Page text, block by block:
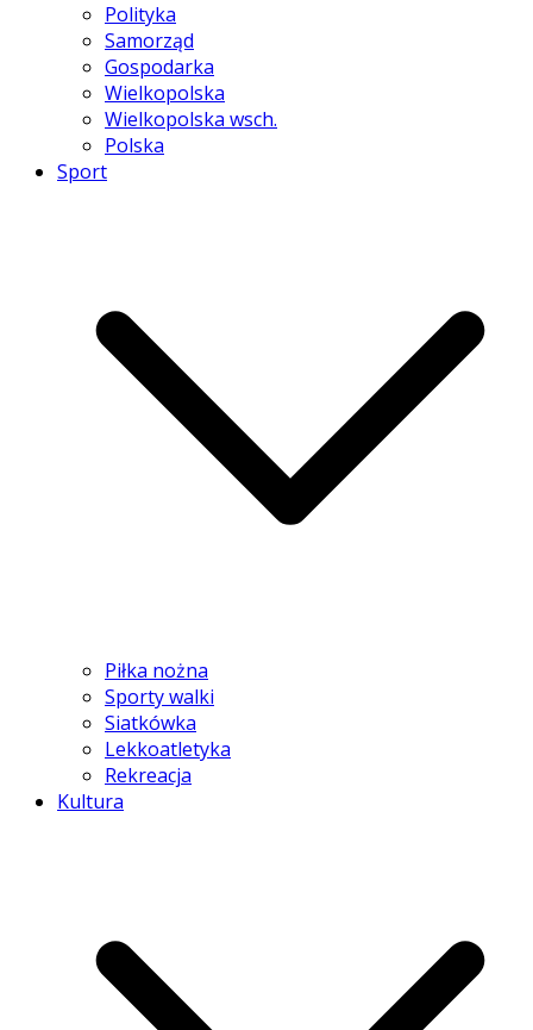
Polityka
Samorząd
Gospodarka
Wielkopolska
Wielkopolska wsch.
Polska
Sport
Piłka nożna
Sporty walki
Siatkówka
Lekkoatletyka
Rekreacja
Kultura